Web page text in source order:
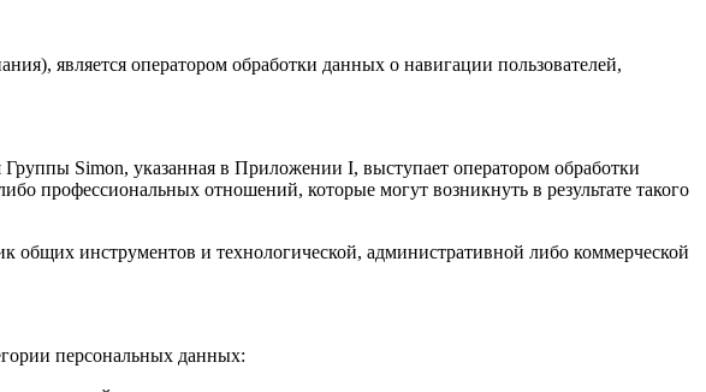
является оператором обработки данных о навигации пользователей,
Simon, указанная в Приложении I, выступает оператором обработки
профессиональных отношений, которые могут возникнуть в результате такого
инструментов и технологической, административной либо коммерческой
персональных данных: